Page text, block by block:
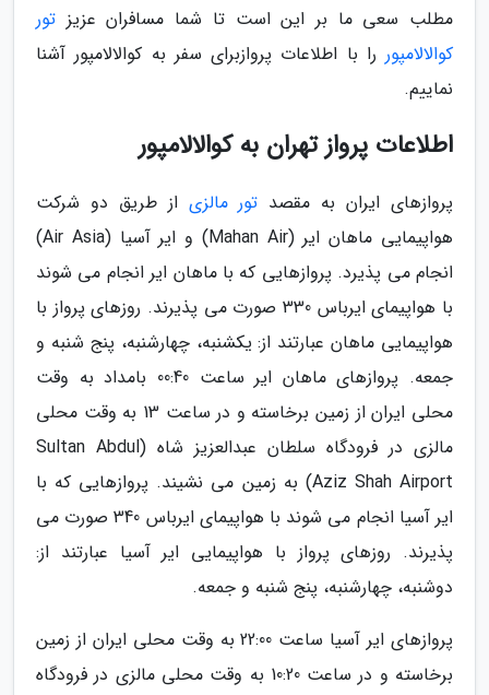
مطلب سعی ما بر این است تا شما مسافران عزیز تور
کوالالامپور را با اطلاعات پروازبرای سفر به کوالالامپور آشنا
نماییم.
اطلاعات پرواز تهران به کوالالامپور
پروازهای ایران به مقصد تور مالزی از طریق دو شرکت
هواپیمایی ماهان ایر (Mahan Air) و ایر آسیا (Air Asia)
انجام می پذیرد. پروازهایی که با ماهان ایر انجام می شوند
با هواپیمای ایرباس 330 صورت می پذیرند. روزهای پرواز با
هواپیمایی ماهان عبارتند از: یکشنبه، چهارشنبه، پنج شنبه و
جمعه. پروازهای ماهان ایر ساعت 00:40 بامداد به وقت
محلی ایران از زمین برخاسته و در ساعت 13 به وقت محلی
مالزی در فرودگاه سلطان عبدالعزیز شاه (Sultan Abdul
Aziz Shah Airport) به زمین می نشیند. پروازهایی که با
ایر آسیا انجام می شوند با هواپیمای ایرباس 340 صورت می
پذیرند. روزهای پرواز با هواپیمایی ایر آسیا عبارتند از:
دوشنبه، چهارشنبه، پنج شنبه و جمعه.
پروازهای ایر آسیا ساعت 22:00 به وقت محلی ایران از زمین
برخاسته و در ساعت 10:20 به وقت محلی مالزی در فرودگاه